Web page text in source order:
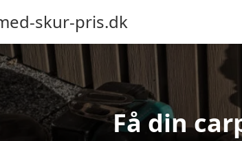
skur-pris.dk
Få din